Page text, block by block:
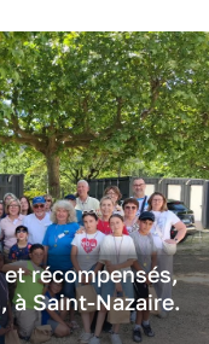
récompensés,
à Saint-Nazaire.